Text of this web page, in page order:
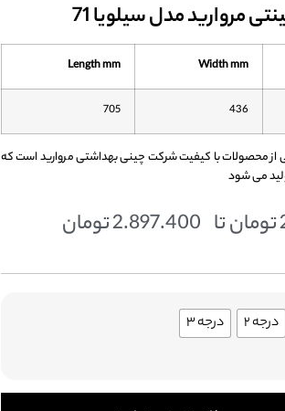
مروارید مدل سیلویا 71
Width mm
Length mm
436
705
سیلویا 71 یکی از محصولات با کیفیت شرکت چینی بهداشتی مروارید است که
تومانتا 2.897.400تومان
درجه ۲ درجه ۳